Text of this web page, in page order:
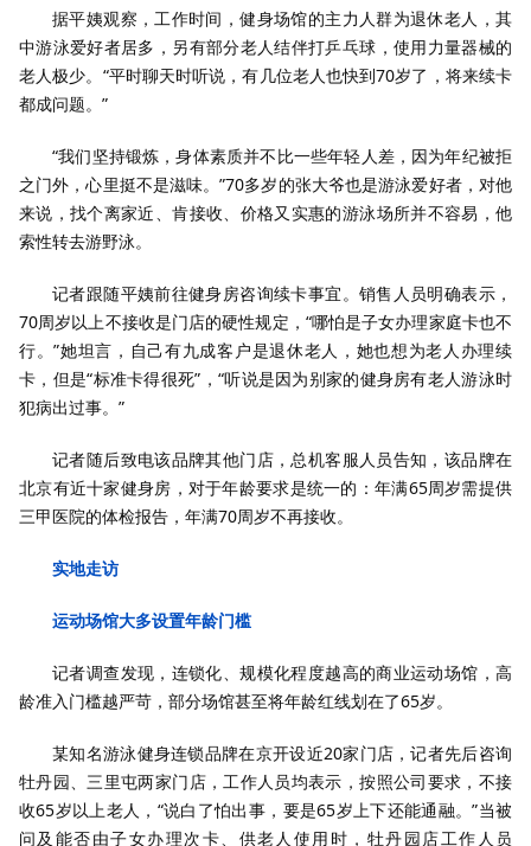
据平姨观察，工作时间，健身场馆的主力人群为退休老人，其
中游泳爱好者居多，另有部分老人结伴打乒乓球，使用力量器械的
老人极少。“平时聊天时听说，有几位老人也快到70岁了，将来续卡
都成问题。”
“我们坚持锻炼，身体素质并不比一些年轻人差，因为年纪被拒
之门外，心里挺不是滋味。”70多岁的张大爷也是游泳爱好者，对他
来说，找个离家近、肯接收、价格又实惠的游泳场所并不容易，他
索性转去游野泳。
记者跟随平姨前往健身房咨询续卡事宜。销售人员明确表示，
70周岁以上不接收是门店的硬性规定，“哪怕是子女办理家庭卡也不
行。”她坦言，自己有九成客户是退休老人，她也想为老人办理续
卡，但是“标准卡得很死”，“听说是因为别家的健身房有老人游泳时
犯病出过事。”
记者随后致电该品牌其他门店，总机客服人员告知，该品牌在
北京有近十家健身房，对于年龄要求是统一的：年满65周岁需提供
三甲医院的体检报告，年满70周岁不再接收。
实地走访
运动场馆大多设置年龄门槛
记者调查发现，连锁化、规模化程度越高的商业运动场馆，高
龄准入门槛越严苛，部分场馆甚至将年龄红线划在了65岁。
某知名游泳健身连锁品牌在京开设近20家门店，记者先后咨询
牡丹园、三里屯两家门店，工作人员均表示，按照公司要求，不接
收65岁以上老人，“说白了怕出事，要是65岁上下还能通融。”当被
问及能否由子女办理次卡、供老人使用时，牡丹园店工作人员